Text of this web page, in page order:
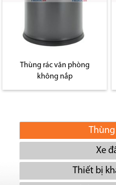
Thùng rác văn phòng
không nắp
Xe
Thiết bị